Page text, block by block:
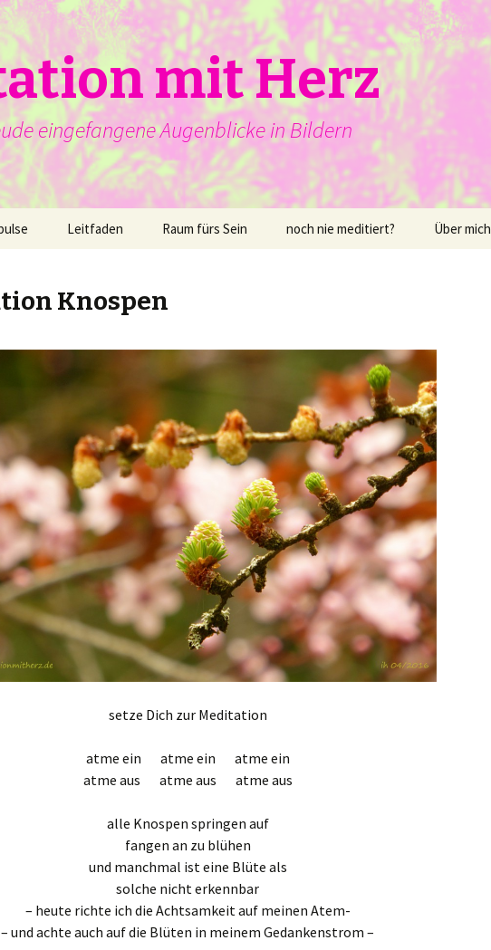
mit Herz
eingefangene Augenblicke in Bildern
Leitfaden Raum fürs Sein noch nie meditiert? Über mich
Knospen
setze Dich zur Meditation
atme ein atme ein atme ein
atme aus atme aus atme aus
alle Knospen springen auf
fangen an zu blühen
und manchmal ist eine Blüte als
solche nicht erkennbar
– heute richte ich die Achtsamkeit auf meinen Atem-
– und achte auch auf die Blüten in meinem Gedankenstrom –